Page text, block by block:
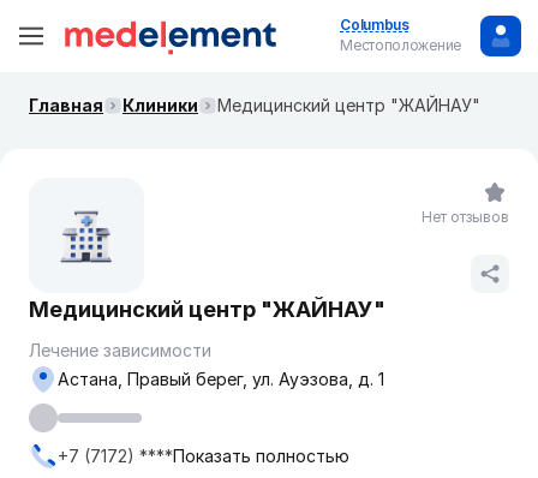
Columbus
Местоположение
Главная Клиники Медицинский центр "ЖАЙНАУ"
Медицинский центр "ЖАЙНАУ"
Лечение зависимости
Астана, Правый берег, ул. Ауэзова, д. 1
+7 (7172) ****Показать полностью
Нет отзывов